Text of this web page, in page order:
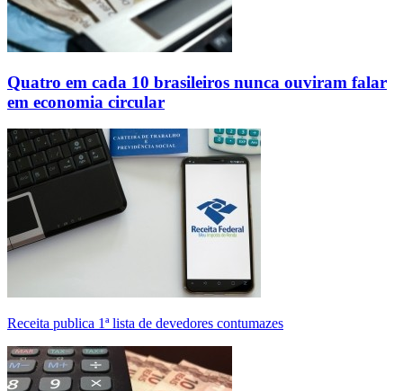
Quatro em cada 10 brasileiros nunca ouviram falar
em economia circular
Receita publica 1ª lista de devedores contumazes